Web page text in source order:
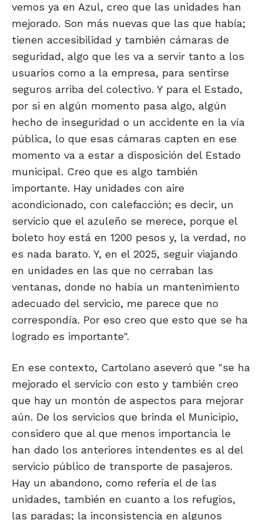
vemos ya en Azul, creo que las unidades han
mejorado. Son más nuevas que las que había;
tienen accesibilidad y también cámaras de
seguridad, algo que les va a servir tanto a los
usuarios como a la empresa, para sentirse
seguros arriba del colectivo. Y para el Estado,
por si en algún momento pasa algo, algún
hecho de inseguridad o un accidente en la vía
pública, lo que esas cámaras capten en ese
momento va a estar a disposición del Estado
municipal. Creo que es algo también
importante. Hay unidades con aire
acondicionado, con calefacción; es decir, un
servicio que el azuleño se merece, porque el
boleto hoy está en 1200 pesos y, la verdad, no
es nada barato. Y, en el 2025, seguir viajando
en unidades en las que no cerraban las
ventanas, donde no había un mantenimiento
adecuado del servicio, me parece que no
correspondía. Por eso creo que esto que se ha
logrado es importante".
En ese contexto, Cartolano aseveró que "se ha
mejorado el servicio con esto y también creo
que hay un montón de aspectos para mejorar
aún. De los servicios que brinda el Municipio,
considero que al que menos importancia le
han dado los anteriores intendentes es al del
servicio público de transporte de pasajeros.
Hay un abandono, como refería el de las
unidades, también en cuanto a los refugios,
las paradas; la inconsistencia en algunos